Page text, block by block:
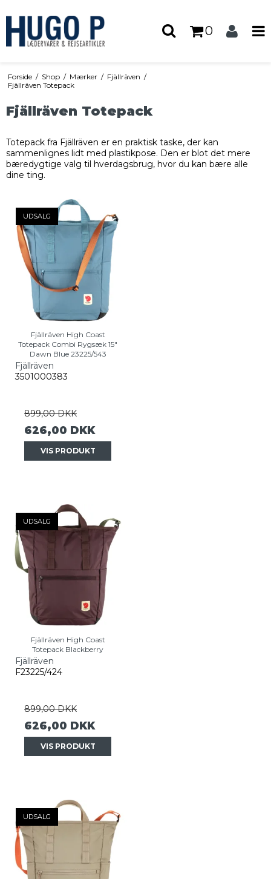
0
Forside / Shop / Mærker / Fjällräven /
Fjällräven Totepack
Fjällräven Totepack
Totepack fra Fjällräven er en praktisk taske, der kan
sammenlignes lidt med plastikpose. Den er blot det mere
bæredygtige valg til hverdagsbrug, hvor du kan bære alle
dine ting.
UDSALG
Fjällräven High Coast
Totepack Combi Rygsæk 15"
Dawn Blue 23225/543
Fjällräven
3501000383
899,00 DKK
626,00 DKK
VIS PRODUKT
UDSALG
Fjällräven High Coast
Totepack Blackberry
Fjällräven
F23225/424
899,00 DKK
626,00 DKK
VIS PRODUKT
UDSALG